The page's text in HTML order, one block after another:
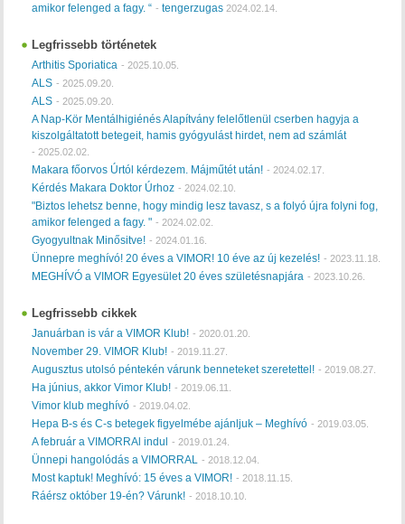
amikor felenged a fagy. “ -tengerzugas 2024.02.14.
Legfrissebb történetek
Arthitis Sporiatica - 2025.10.05.
ALS - 2025.09.20.
ALS - 2025.09.20.
A Nap-Kör Mentálhigiénés Alapítvány felelőtlenül cserben hagyja a
kiszolgáltatott betegeit, hamis gyógyulást hirdet, nem ad számlát
- 2025.02.02.
Makara főorvos Úrtól kérdezem. Májműtét után! - 2024.02.17.
Kérdés Makara Doktor Úrhoz - 2024.02.10.
"Biztos lehetsz benne, hogy mindig lesz tavasz, s a folyó újra folyni fog,
amikor felenged a fagy. " - 2024.02.02.
Gyogyultnak Minősitve! - 2024.01.16.
Ünnepre meghívó! 20 éves a VIMOR! 10 éve az új kezelés! - 2023.11.18.
MEGHÍVÓ a VIMOR Egyesület 20 éves születésnapjára - 2023.10.26.
Legfrissebb cikkek
Januárban is vár a VIMOR Klub! - 2020.01.20.
November 29. VIMOR Klub! - 2019.11.27.
Augusztus utolsó péntekén várunk benneteket szeretettel! - 2019.08.27.
Ha június, akkor Vimor Klub! - 2019.06.11.
Vimor klub meghívó - 2019.04.02.
Hepa B-s és C-s betegek figyelmébe ajánljuk – Meghívó - 2019.03.05.
A február a VIMORRAl indul - 2019.01.24.
Ünnepi hangolódás a VIMORRAL - 2018.12.04.
Most kaptuk! Meghívó: 15 éves a VIMOR! - 2018.11.15.
Ráérsz október 19-én? Várunk! - 2018.10.10.